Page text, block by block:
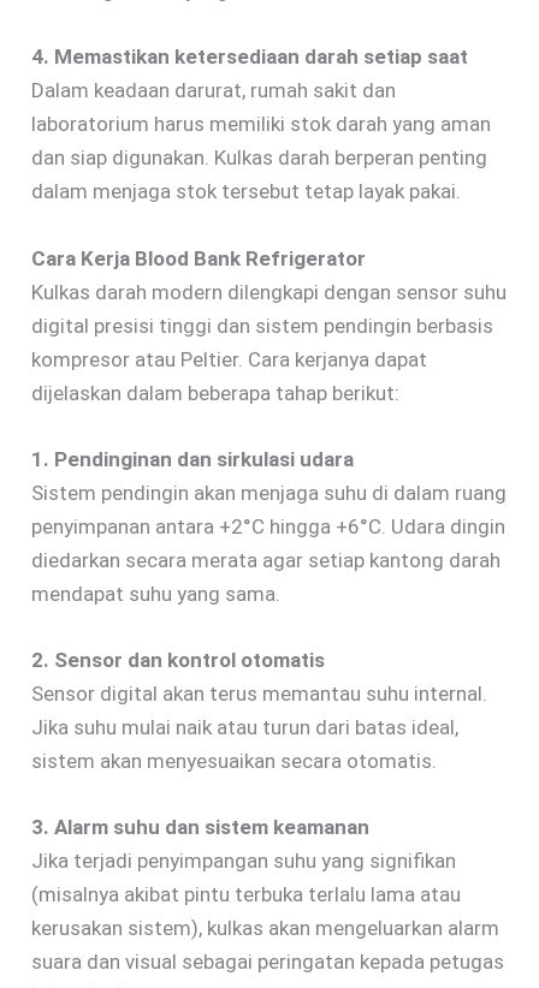
4. Memastikan ketersediaan darah setiap saat
Dalam keadaan darurat, rumah sakit dan
laboratorium harus memiliki stok darah yang aman
dan siap digunakan. Kulkas darah berperan penting
dalam menjaga stok tersebut tetap layak pakai.
Cara Kerja Blood Bank Refrigerator
Kulkas darah modern dilengkapi dengan sensor suhu
digital presisi tinggi dan sistem pendingin berbasis
kompresor atau Peltier. Cara kerjanya dapat
dijelaskan dalam beberapa tahap berikut:
1. Pendinginan dan sirkulasi udara
Sistem pendingin akan menjaga suhu di dalam ruang
penyimpanan antara +2°C hingga +6°C. Udara dingin
diedarkan secara merata agar setiap kantong darah
mendapat suhu yang sama.
2. Sensor dan kontrol otomatis
Sensor digital akan terus memantau suhu internal.
Jika suhu mulai naik atau turun dari batas ideal,
sistem akan menyesuaikan secara otomatis.
3. Alarm suhu dan sistem keamanan
Jika terjadi penyimpangan suhu yang signifikan
(misalnya akibat pintu terbuka terlalu lama atau
kerusakan sistem), kulkas akan mengeluarkan alarm
suara dan visual sebagai peringatan kepada petugas